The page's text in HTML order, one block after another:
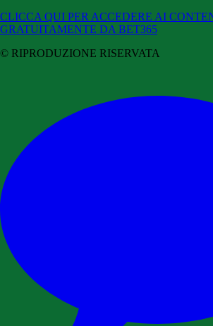
CLICCA QUI PER ACCEDERE AI
GRATUITAMENTE DA BET365
© RIPRODUZIONE RISERVATA